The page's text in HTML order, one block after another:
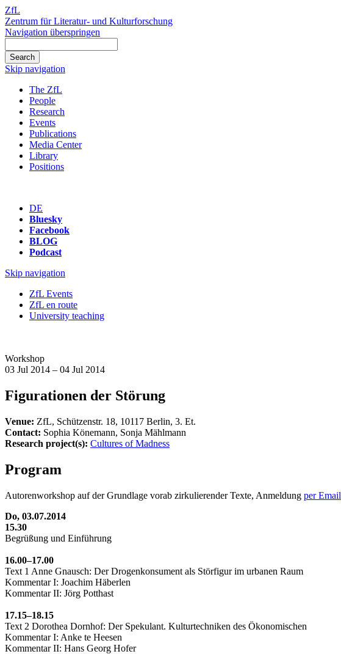
ZfL
Zentrum für Literatur- und Kulturforschung
Navigation überspringen
Skip navigation
The ZfL
People
Research
Events
Publications
Media Center
Library
Positions
DE
Bluesky
Facebook
BLOG
Podcast
Skip navigation
ZfL Events
ZfL en route
University teaching
Workshop
03 Jul 2014 – 04 Jul 2014
Figurationen der Störung
Venue: ZfL, Schützenstr. 18, 10117 Berlin, 3. Et.
Contact: Sophia Könemann, Sonja Mählmann
Research project(s): Cultures of Madness
Program
Autorenworkshop auf der Grundlage vorab zirkulierender Texte, Anmeldung per Email
Do, 03.07.2014
15.30
Begrüßung und Einführung
16.00–17.00
Text 1 Anne Gnausch: Der Drogenkonsument als Störfigur im urbanen Raum
Kommentar I: Joachim Häberlen
Kommentar II: Jörg Potthast
17.15–18.15
Text 2 Dorothea Dornhof: Der Spekulant. Kulturtechniken des Ökonomischen
Kommentar I: Anke te Heesen
Kommentar II: Hans Georg Hofer